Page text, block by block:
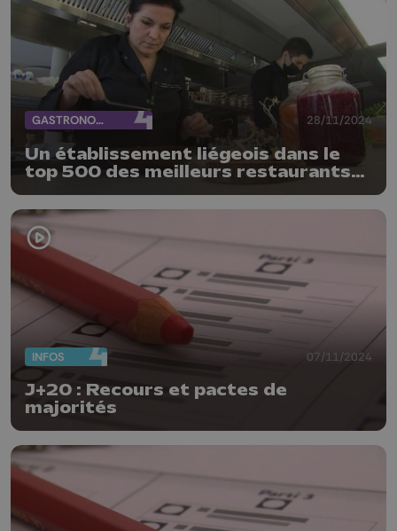
GASTRONOMIE 28/11/2024
Un établissement liégeois dans le
top 500 des meilleurs restaurants
INFOS 07/11/2024
J+20 : Recours et pactes de
majorités